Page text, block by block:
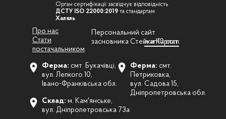
Стати
постачальником
Про нас
Ферма: смт. Букачівці,
вул. Лепкого 10,
Івано-Франківська обл.
Орган сертифікації засвідчує відповідність
ДСТУ ISO 22000:2019 та стандартам
Халяль
Персональний сайт
засновника Стейки Карпат:
ivan10.com
Склад: м. Кам'янське,
вул. Дніпропетровська 73а
Ферма: смт.
Петриковка,
вул. Садова 15,
Дніпропетровська обл.